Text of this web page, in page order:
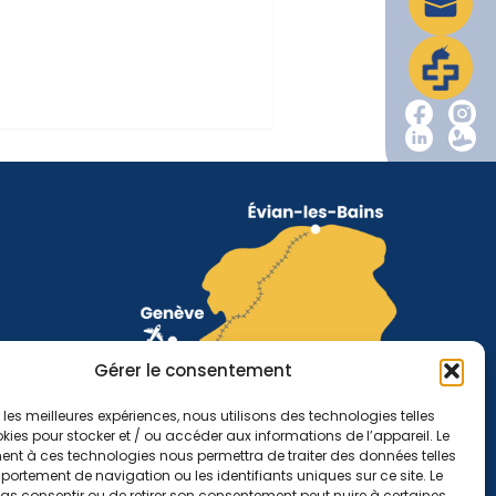
Gérer le consentement
les meilleures expériences, nous utilisons des technologies telles
pour stocker et / ou accéder aux informations de l’appareil. Le
à ces technologies nous permettra de traiter des données telles
de navigation ou les identifiants uniques sur ce site. Le